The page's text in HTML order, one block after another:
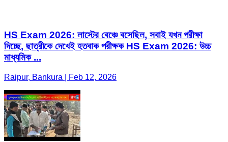
HS Exam 2026: লাস্টের বেঞ্চে বসেছিল, সবাই যখন পরীক্ষা
দিচ্ছে, ছাত্রীকে দেখেই হতবাক পরীক্ষক HS Exam 2026: উচ্চ
মাধ্যমিক ...
Raipur, Bankura | Feb 12, 2026